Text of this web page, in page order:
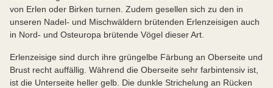
von Erlen oder Birken turnen. Zudem gesellen sich zu den in
unseren Nadel- und Mischwäldern brütenden Erlenzeisigen auch
in Nord- und Osteuropa brütende Vögel dieser Art.
Erlenzeisige sind durch ihre grüngelbe Färbung an Oberseite und
Brust recht auffällig. Während die Oberseite sehr farbintensiv ist,
ist die Unterseite heller gelb. Die dunkle Strichelung an Rücken